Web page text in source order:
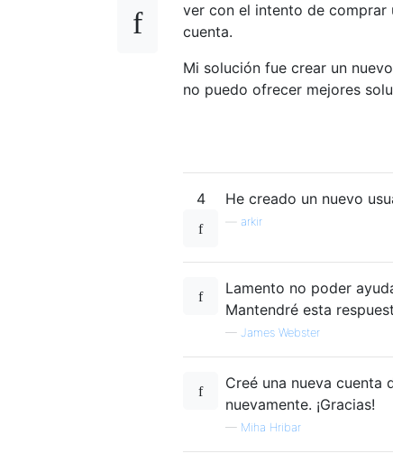
ver con el intento de comprar
cuenta.
Mi solución fue crear un
no puedo ofrecer mejores
4 He creado un nuevo
arkir
Lamento no poder
Mantendré esta
— James Webster
Creé una nueva cuenta
nuevamente. ¡Gracias!
— Miha Hribar